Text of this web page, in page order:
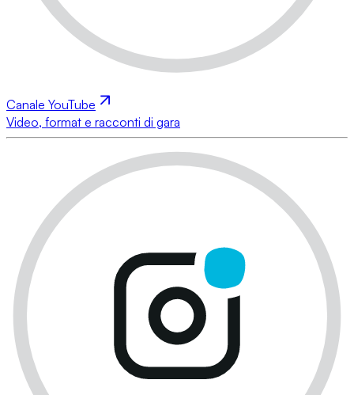
Canale YouTube
Video, format e racconti di gara